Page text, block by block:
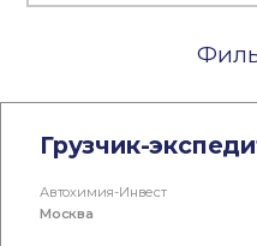
Грузчик-
Автохимия-Инвест
Москва